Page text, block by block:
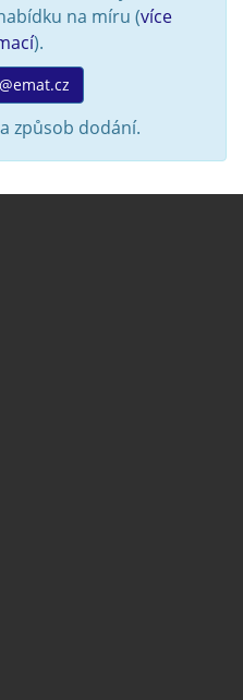
na míru (více
).
způsob dodání.